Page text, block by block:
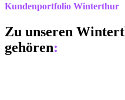
Kundenportfolio Winterthur
Zu unseren
gehören: